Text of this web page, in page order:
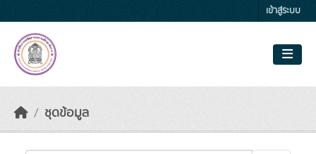
เข้าสู่ระบบ
ชุดข้อมูล